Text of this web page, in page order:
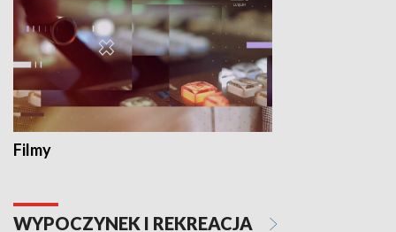
Filmy
WYPOCZYNEK I REKREACJA